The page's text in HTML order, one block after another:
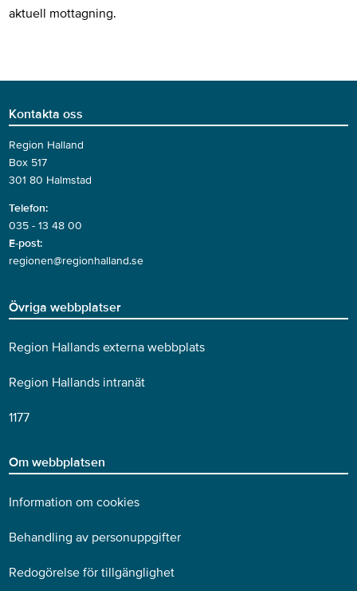
aktuell mottagning.
Kontakta oss
Region Halland
Box 517
301 80 Halmstad
Telefon:
035 - 13 48 00
E-post:
regionen@regionhalland.se
Övriga webbplatser
Region Hallands externa webbplats
Region Hallands intranät
1177
Om webbplatsen
Information om cookies
Behandling av personuppgifter
Redogörelse för tillgänglighet